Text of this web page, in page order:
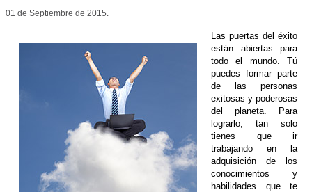
01 de Septiembre de 2015.
Las puertas del éxito
están abiertas para
todo el mundo. Tú
puedes formar parte
de las personas
exitosas y poderosas
del planeta. Para
lograrlo, tan solo
tienes que ir
trabajando en la
adquisición de los
conocimientos y
habilidades que te